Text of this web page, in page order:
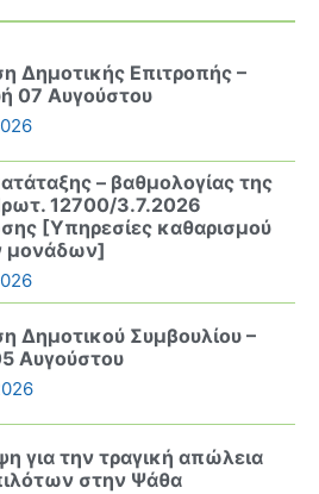
Δημοτικής Επιτροπής –
07 Αυγούστου
– βαθμολογίας της
12700/3.7.2026
[Υπηρεσίες καθαρισμού
μονάδων]
Δημοτικού Συμβουλίου –
Αυγούστου
για την τραγική απώλεια
στην Ψάθα